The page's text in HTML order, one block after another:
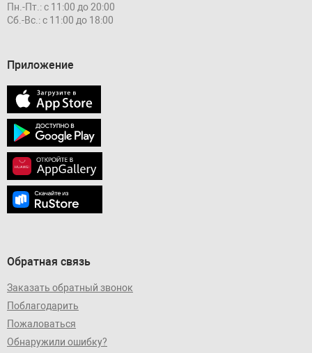
Пн.-Пт.: с 11:00 до 20:00
Сб.-Вс.: с 11:00 до 18:00
Приложение
Обратная связь
Заказать обратный звонок
Поблагодарить
Пожаловаться
Обнаружили ошибку?